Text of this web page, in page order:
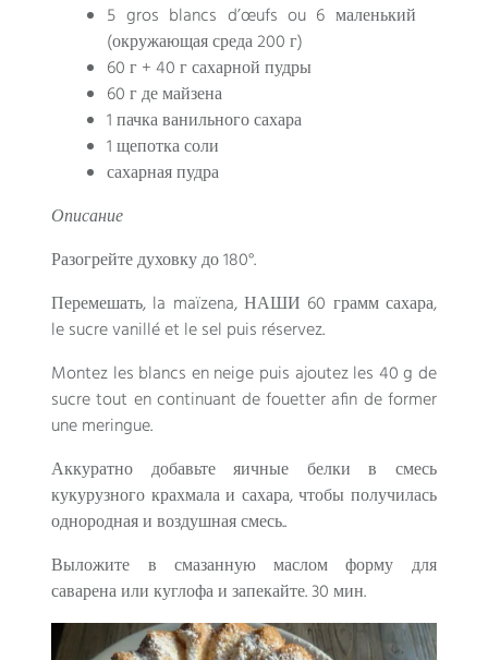
5 gros blancs d’œufs ou6 маленький
(окружающая среда 200 г)
60 г + 40 г сахарной пудры
60 г де майзена
1 пачка ванильного сахара
1 щепотка соли
сахарная пудра
Описание
Разогрейте духовку до 180°.
Перемешать, la maïzena, НАШИ 60 грамм сахара,
le sucre vanillé et le sel puis réservez.
Montez les blancs en neige puis ajoutez les 40g de
sucre tout en continuant de fouetter afin de former
une meringue.
Аккуратно добавьте яичные белки в смесь
кукурузного крахмала и сахара, чтобы получилась
однородная и воздушная смесь..
Выложите в смазанную маслом форму для
саварена или куглофа и запекайте. 30 мин.